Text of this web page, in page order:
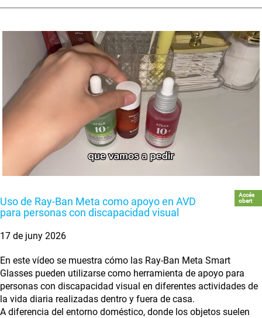
Uso de Ray-Ban Meta como apoyo en AVD
para personas con discapacidad visual
Accés
obert
17 de juny 2026
En este vídeo se muestra cómo las Ray-Ban Meta Smart
Glasses pueden utilizarse como herramienta de apoyo para
personas con discapacidad visual en diferentes actividades de
la vida diaria realizadas dentro y fuera de casa.
A diferencia del entorno doméstico, donde los objetos suelen